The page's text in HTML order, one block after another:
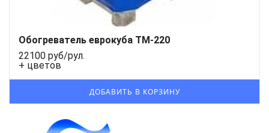
Обогреватель еврокуба ТМ-220
22100 руб/рул.
+ цветов